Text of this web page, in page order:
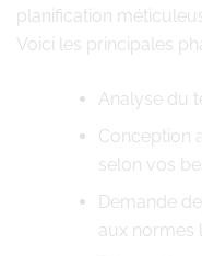
planification
Voici les principales
Analyse du
Conception
selon vos
Demande
aux normes